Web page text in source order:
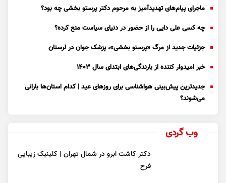
ماجرای پیام‌های تهدیدآمیز به مرحوم دکتر پرستو بخشی چه بود؟
چه کسی علی دایی را از حضور در دنیای سیاست منع کرده؟
جزئیات جدید از مرگ «پرستو بخشی»، پزشک جوان در لرستان
خبر امیدوار کننده از بارندگی‌های ابتدای سال ۱۴۰۳
جدیدترین پیش‌بینی هواشناسی برای روزهای عید | کدام استان‌ها بارانی
می‌شوند؟
وب گردی
دکتر کاشت ابرو در شمال تهران | کلینیک زیبایی
فرح